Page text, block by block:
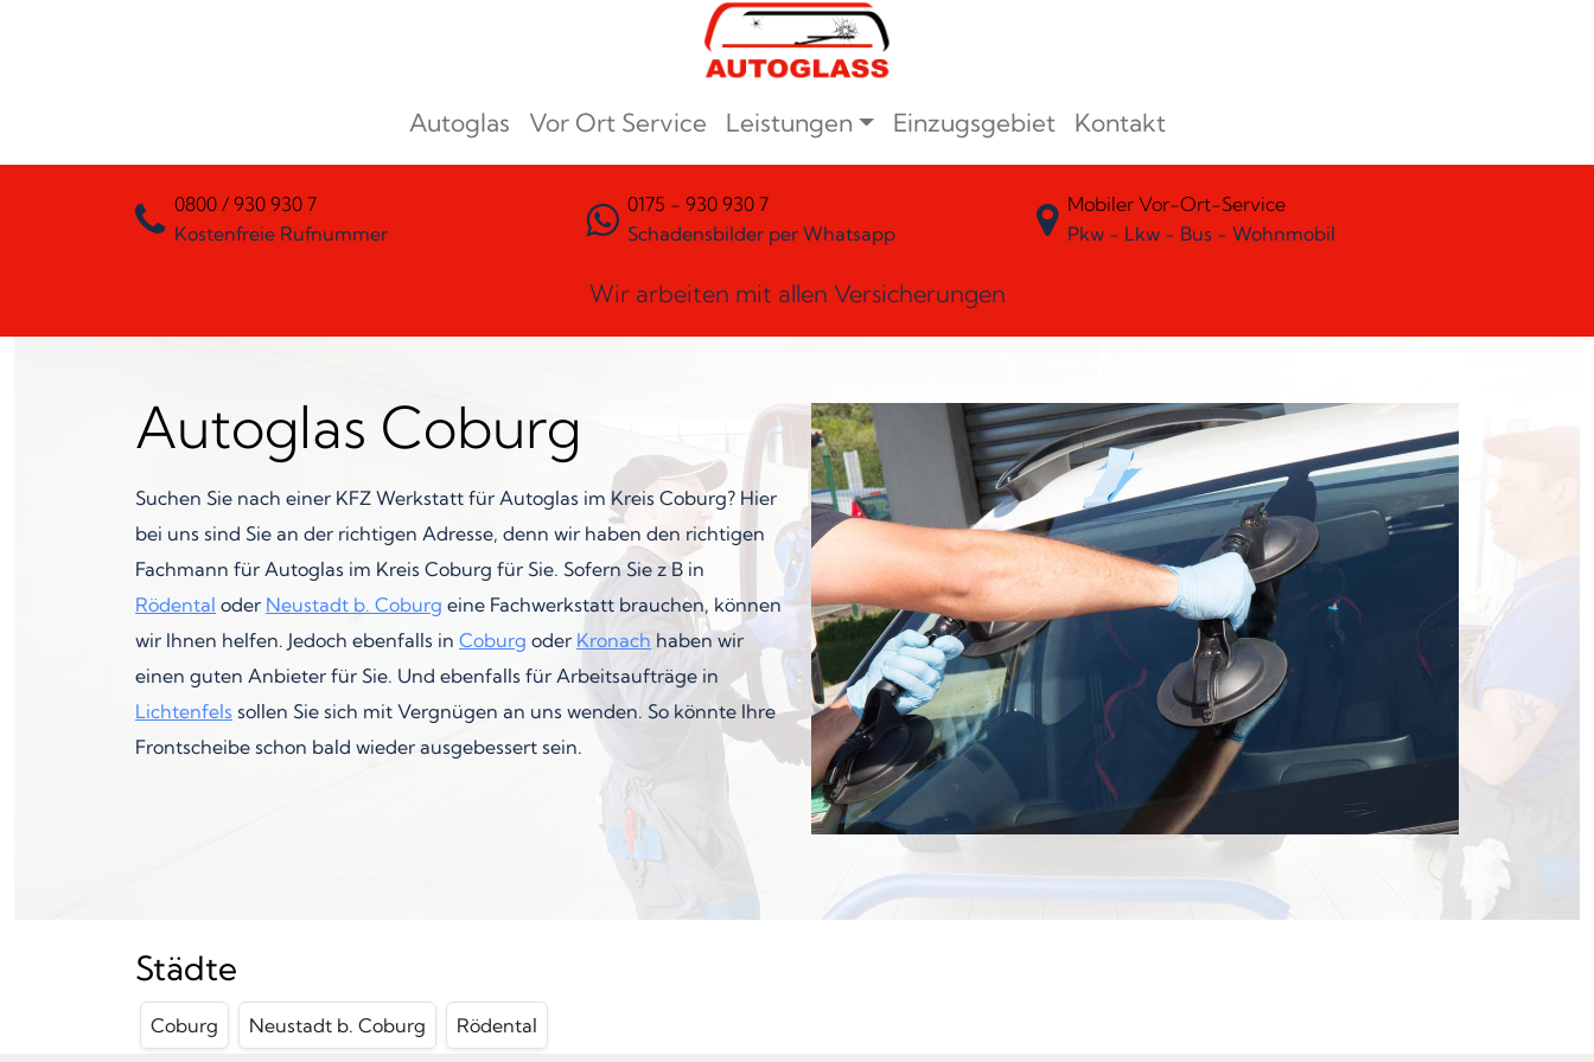
Autoglas Vor Ort Service Leistungen Einzugsgebiet Kontakt
0800 / 930 930 7
Kostenfreie Rufnummer
0175 - 930 930 7
Schadensbilder per Whatsapp
Mobiler Vor-Ort-Service
Pkw - Lkw - Bus - Wohnmobil
Wir arbeiten mit allen Versicherungen
Autoglas Coburg
Suchen Sie nach einer KFZ Werkstatt für Autoglas im Kreis Coburg? Hier
bei uns sind Sie an der richtigen Adresse, denn wir haben den richtigen
Fachmann für Autoglas im Kreis Coburg für Sie. Sofern Sie z B in
Rödental oder Neustadt b. Coburg eine Fachwerkstatt brauchen, können
wir Ihnen helfen. Jedoch ebenfalls in Coburg oder Kronach haben wir
einen guten Anbieter für Sie. Und ebenfalls für Arbeitsaufträge in
Lichtenfels sollen Sie sich mit Vergnügen an uns wenden. So könnte Ihre
Frontscheibe schon bald wieder ausgebessert sein.
Städte
Coburg Neustadt b. Coburg Rödental